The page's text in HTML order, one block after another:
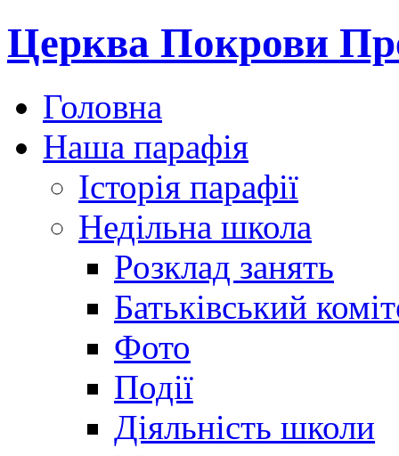
Церква Покрови
Головна
Наша парафія
Історія парафії
Недільна школа
Розклад занять
Батьківський
Фото
Події
Діяльність школи